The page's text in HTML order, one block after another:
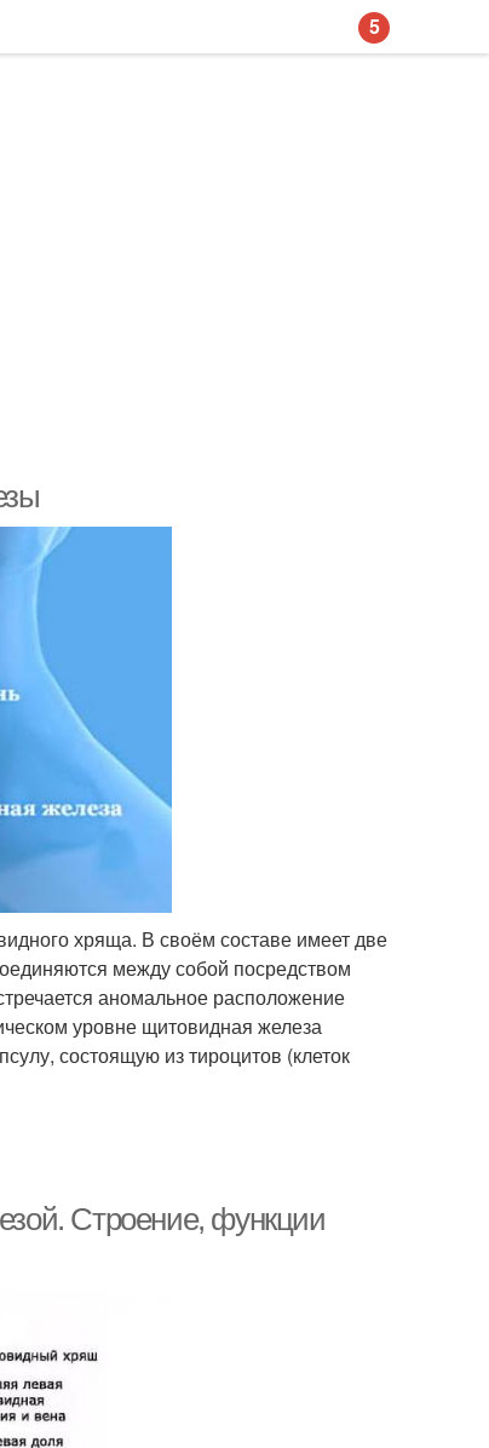
хряща. В своём составе имеет две
между собой посредством
аномальное расположение
уровне щитовидная железа
состоящую из тироцитов (клеток
Строение, функции
5